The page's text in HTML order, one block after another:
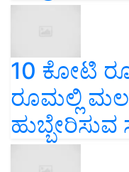
10 ಕೋಟಿ
ರೂಮಲ್ಲಿ